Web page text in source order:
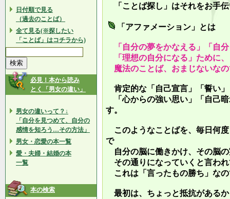
日付順で見る
（過去のことば）
全て見る(※探したい
「ことば」はコチラから)
必見！本から読み
とく「男女の違い」
男女の違いって？↓
「自分を見つめて、自分の
感情を知ろう…その方法」
男女・恋愛の本一覧
愛・夫婦・結婚の本
一覧
本の検索
「ことば探し」はそれをお手
「アファメーション」とは
「自分の夢をかなえる」「自
「理想の自分になる」ために
魔法のことば、おまじないな
肯定的な「自己宣言」「誓い
「心からの強い思い」「自己
す。
このようなことばを、毎日何
で
自分の脳に働きかけ、その脳
その通りになっていくと言わ
これは「言ったもの勝ち」な
最初は、ちょっと抵抗がある